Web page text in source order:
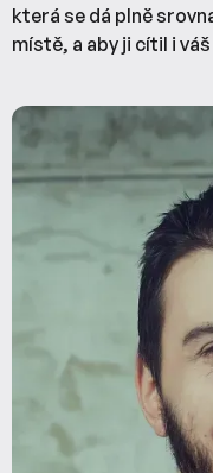
která se dá plně
místě, a aby ji cítil i